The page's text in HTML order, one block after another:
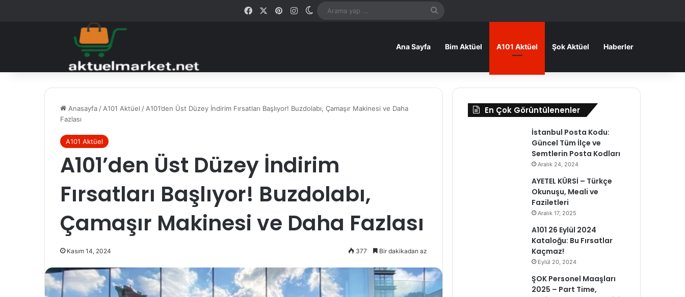
Facebook PinterestInstagramDış görünümü değiştir
Ana Sayfa Bim Aktüel A101 Aktüel Şok Aktüel Haberler
Anasayfa / A101 Aktüel / A101’den Üst Düzey İndirim Fırsatları Başlıyor! Buzdolabı, Çamaşır Makinesi ve Daha
Fazlası
A101 Aktüel
A101’den Üst Düzey İndirim
Fırsatları Başlıyor! Buzdolabı,
Çamaşır Makinesi ve Daha Fazlası
Kasım 14, 2024 377 Bir dakikadan az
En Çok Görüntülenenler
İstanbul Posta Kodu:
Güncel Tüm İlçe ve
Semtlerin Posta Kodları
Aralık 24, 2024
AYETEL KÜRSİ – Türkçe
Okunuşu, Meali ve
Faziletleri
Aralık 17, 2025
A101 26 Eylül 2024
Kataloğu: Bu Fırsatlar
Kaçmaz!
Eylül 20, 2024
ŞOK Personel Maaşları
2025 – Part Time,